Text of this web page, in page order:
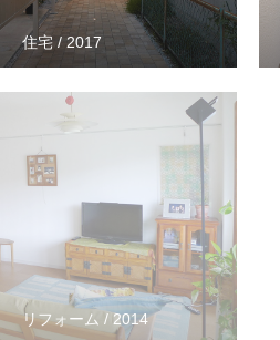
住宅 / 2017
リフォーム / 2014